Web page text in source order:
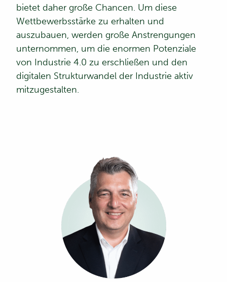
bietet daher große Chancen. Um diese
Wettbewerbsstärke zu erhalten und
auszubauen, werden große Anstrengungen
unternommen, um die enormen Potenziale
von Industrie 4.0 zu erschließen und den
digitalen Strukturwandel der Industrie aktiv
mitzugestalten.